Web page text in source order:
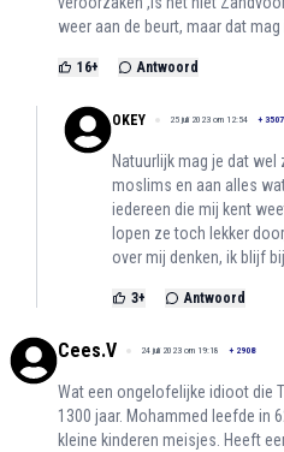
weer aan de beurt, maar dat
16+ Antwoord
OKEY 25 juli 2023 om 12:54 +
Natuurlijk mag je dat wel
moslims en aan alles
iedereen die mij kent
lopen ze toch lekker
over mij denken, ik blijf
3+ Antwoord
Cees.V 24 juli 2023 om 19:18 + 2908
Wat een ongelofelijke idioot die
1300 jaar. Mohammed leefde in
kleine kinderen meisjes. Heeft